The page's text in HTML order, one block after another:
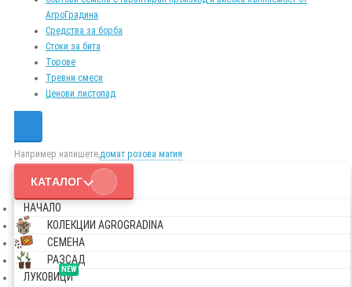
АгроГрадина
Средства за борба
Стоки за бита
Торове
Тревни смеси
Ценови листопад
Например напишете,домат розова магия
КАТАЛОГ
НАЧАЛО
КОЛЕКЦИИ AGROGRADINA
СЕМЕНА
РАЗСАД
NEW
ЛУКОВИЦИ